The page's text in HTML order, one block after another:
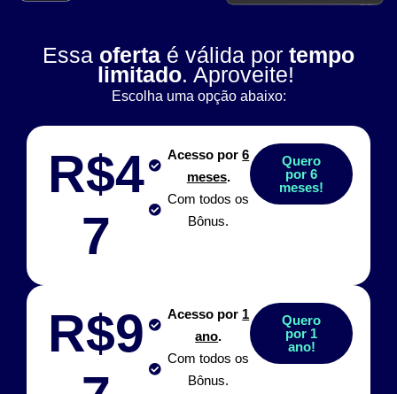
Essa oferta é válida por tempo
limitado. Aproveite!
Escolha uma opção abaixo:
R$4
7
Acesso por6
meses.
Com todos os
Bônus.
Quero
por 6
meses!
R$9
Acesso por 1
ano.
Com todos os
Bônus.
Quero
por 1
ano!